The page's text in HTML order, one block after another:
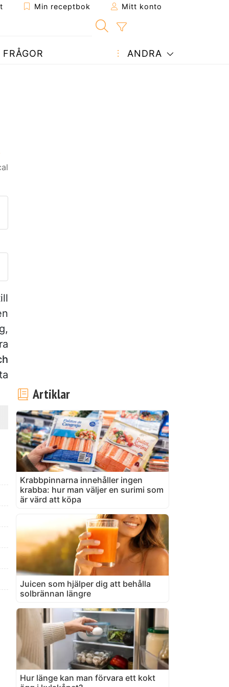
Min receptbok Mitt konto
FRÅGOR ANDRA
till en vän
sida
en fråga till författaren
upp ditt foto av detta
Artiklar
Krabbpinnarna innehåller ingen
krabba: hur man väljer en surimi som
är värd att köpa
Juicen som hjälper dig att behålla
solbrännan längre
Hur länge kan man förvara ett kokt